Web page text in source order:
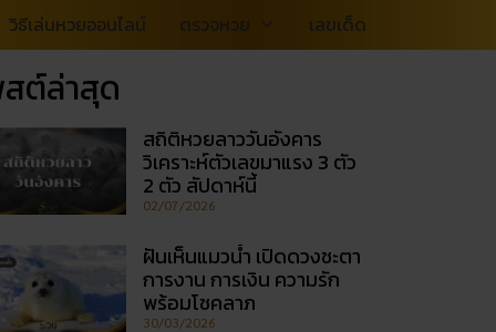
วิธีเล่นหวยออนไลน์ ตรวจหวย เลขเด็ด
ต์ล่าสุด
สถิติหวยลาววันอังคาร
วิเคราะห์ตัวเลขมาแรง 3 ตัว
2 ตัว สัปดาห์นี้
02/07/2026
ฝันเห็นแมวน้ำ เปิดดวงชะตา
การงาน การเงิน ความรัก
พร้อมโชคลาภ
30/03/2026